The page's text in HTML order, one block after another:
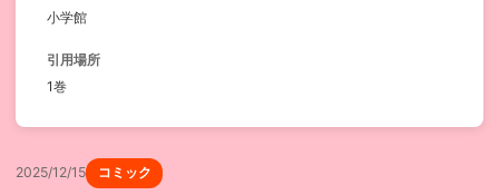
小学館
引用場所
1巻
2025/12/15 コミック